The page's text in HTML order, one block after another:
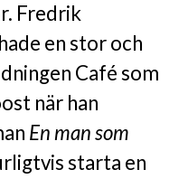
Fredrik
en stor och
Café som
när han
En man som
starta en